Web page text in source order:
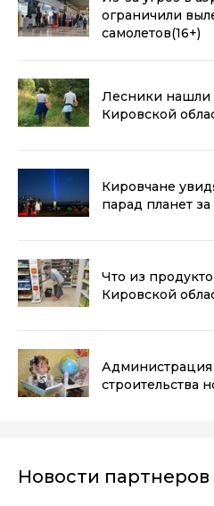
ограничили
самолетов(16+)
Лесники нашли
Кировской
Кировчане
парад планет
Что из
Кировской
Администрация
строительства
Новости партнеров